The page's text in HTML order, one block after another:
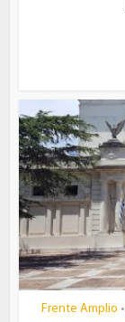
Frente Amplio •